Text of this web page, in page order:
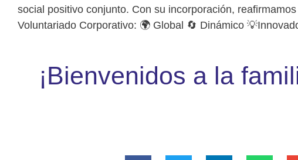
social positivo conjunto. Con su incorporación,
Voluntariado Corporativo: 🌍 Global 🔄 Dinámico
¡Bienvenidos a la